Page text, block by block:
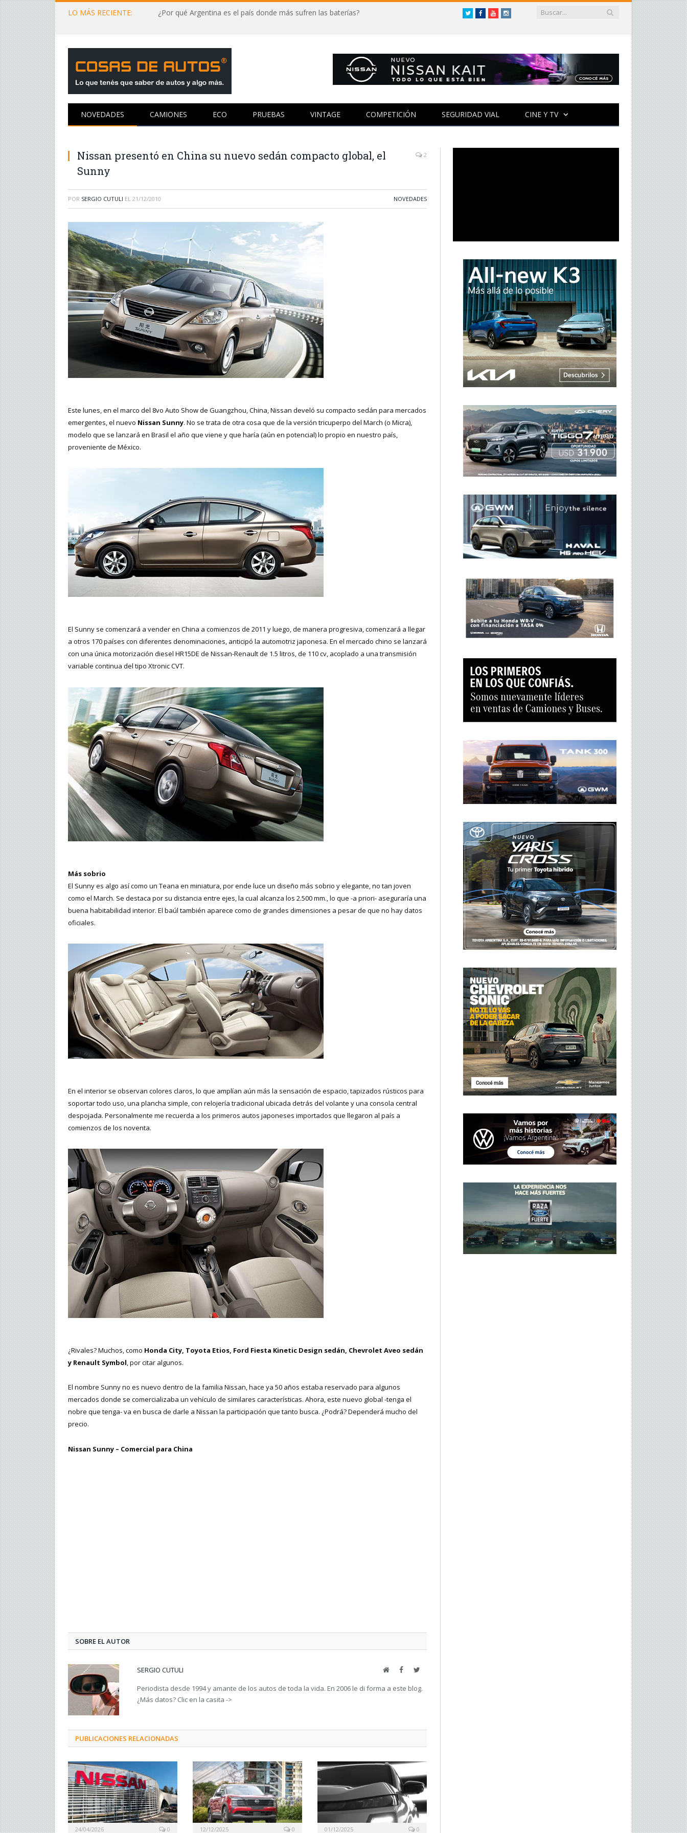
LO MÁS RECIENTE: ¿Por qué Argentina es el país donde más sufren las baterías? TwitterFacebookYouTubeInstagram
NOVEDADES CAMIONES ECO PRUEBAS VINTAGE COMPETICIÓN SEGURIDAD VIAL CINE Y TV
Nissan presentó en China su nuevo sedán compacto global, el
Sunny
2
POR SERGIO CUTULI EL 21/12/2010 NOVEDADES
Este lunes, en el marco del 8vo Auto Show de Guangzhou, China, Nissan develó su compacto sedán para mercados
emergentes, el nuevo Nissan Sunny. No se trata de otra cosa que de la versión tricuperpo del March (o Micra),
modelo que se lanzará en Brasil el año que viene y que haría (aún en potencial) lo propio en nuestro país,
proveniente de México.
El Sunny se comenzará a vender en China a comienzos de 2011 y luego, de manera progresiva, comenzará a llegar
a otros 170 países con diferentes denominaciones, anticipó la automotriz japonesa. En el mercado chino se lanzará
con una única motorización diesel HR15DE de Nissan-Renault de 1.5 litros, de 110 cv, acoplado a una transmisión
variable continua del tipo Xtronic CVT.
Más sobrio
El Sunny es algo así como un Teana en miniatura, por ende luce un diseño más sobrio y elegante, no tan joven
como el March. Se destaca por su distancia entre ejes, la cual alcanza los 2.500 mm., lo que -a priori- aseguraría una
buena habitabilidad interior. El baúl también aparece como de grandes dimensiones a pesar de que no hay datos
oficiales.
En el interior se observan colores claros, lo que amplían aún más la sensación de espacio, tapizados rústicos para
soportar todo uso, una plancha simple, con relojería tradicional ubicada detrás del volante y una consola central
despojada. Personalmente me recuerda a los primeros autos japoneses importados que llegaron al país a
comienzos de los noventa.
¿Rivales? Muchos, como Honda City, Toyota Etios, Ford Fiesta Kinetic Design sedán, Chevrolet Aveo sedán
y Renault Symbol, por citar algunos.
El nombre Sunny no es nuevo dentro de la familia Nissan, hace ya 50 años estaba reservado para algunos
mercados donde se comercializaba un vehículo de similares características. Ahora, este nuevo global -tenga el
nobre que tenga- va en busca de darle a Nissan la participación que tanto busca. ¿Podrá? Dependerá mucho del
precio.
Nissan Sunny – Comercial para China
SOBRE EL AUTOR
SERGIO CUTULI WebFacebookTwitter
Periodista desde 1994 y amante de los autos de toda la vida. En 2006 le di forma a este blog.
¿Más datos? Clic en la casita ->
PUBLICACIONES RELACIONADAS
24/04/2026 0 12/12/2025 0 01/12/2025 0